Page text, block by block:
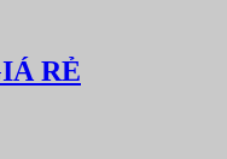
RẺ